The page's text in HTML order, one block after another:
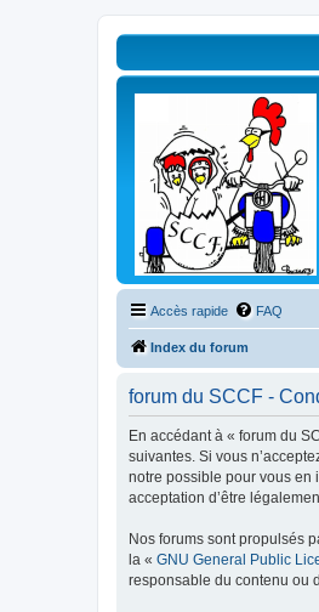
Accès rapide FAQ
Index du forum
forum du SCCF -
En accédant à « forum du
suivantes. Si vous
notre possible pour vous en
acceptation d’être
Nos forums sont propulsés
la « GNU General Public
responsable du contenu ou